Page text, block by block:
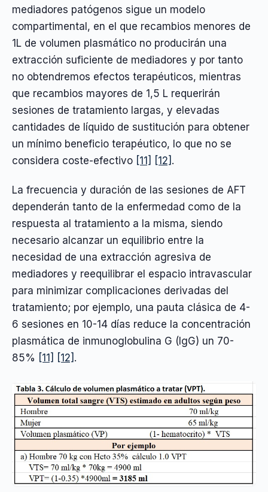
mediadores patógenos sigue un modelo
compartimental, en el que recambios menores de
1L de volumen plasmático no producirán una
extracción suficiente de mediadores y por tanto
no obtendremos efectos terapéuticos, mientras
que recambios mayores de 1,5 L requerirán
sesiones de tratamiento largas, y elevadas
cantidades de líquido de sustitución para obtener
un mínimo beneficio terapéutico, lo que no se
considera coste-efectivo [11] [12] .
La frecuencia y duración de las sesiones de AFT
dependerán tanto de la enfermedad como de la
respuesta al tratamiento a la misma, siendo
necesario alcanzar un equilibrio entre la
necesidad de una extracción agresiva de
mediadores y reequilibrar el espacio intravascular
para minimizar complicaciones derivadas del
tratamiento; por ejemplo, una pauta clásica de 4-
6 sesiones en 10-14 días reduce la concentración
plasmática de inmunoglobulina G (IgG) un 70-
85% [11] [12] .